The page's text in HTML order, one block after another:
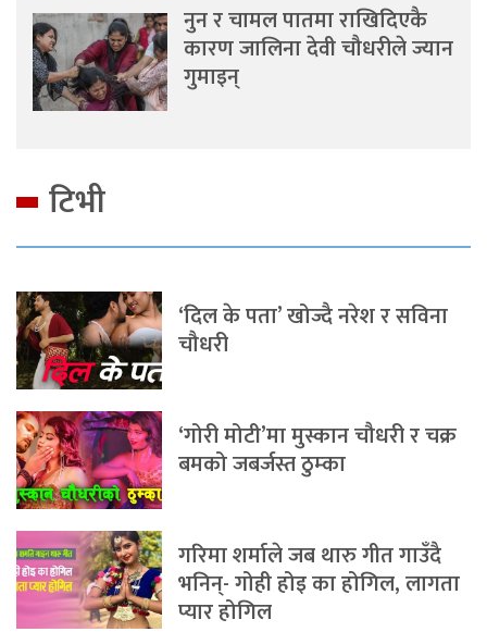
नुन र चामल पातमा राखिदिएकै
कारण जालिना देवी चौधरीले ज्यान
गुमाइन्
टिभी
‘दिल के पता’ खोज्दै नरेश र सविना
चौधरी
‘गोरी मोटी’मा मुस्कान चौधरी र चक्र
बमको जबर्जस्त ठुम्का
गरिमा शर्माले जब थारु गीत गाउँदै
भनिन्- गोही होइ का होगिल, लागता
प्यार होगिल